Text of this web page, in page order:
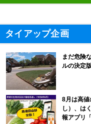
タイアップ企画
まだ危険
ルの決定
8月は高値
し）、は
報アプリ